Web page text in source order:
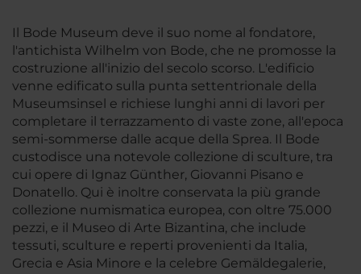
Il Bode Museum deve il suo nome al fondatore,
l'antichista Wilhelm von Bode, che ne promosse la
costruzione all'inizio del secolo scorso. L'edificio
venne edificato sulla punta settentrionale della
Museumsinsel e richiese lunghi anni di lavori per
completare il terrazzamento di vaste zone, all'epoca
semi-sommerse dalle acque della Sprea. Il Bode
custodisce una notevole collezione di sculture, tra
cui opere di Ignaz Günther, Giovanni Pisano e
Donatello. Qui è inoltre conservata la più grande
collezione numismatica europea, con oltre 75.000
pezzi, e il Museo di Arte Bizantina, che include
tessuti, sculture e reperti provenienti da Italia,
Grecia e Asia Minore e la celebre Gemäldegalerie,